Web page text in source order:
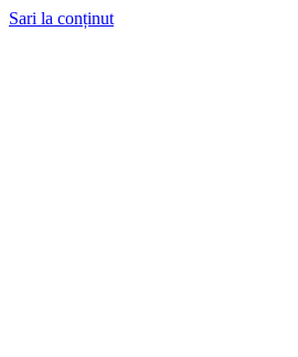
Sari la conținut